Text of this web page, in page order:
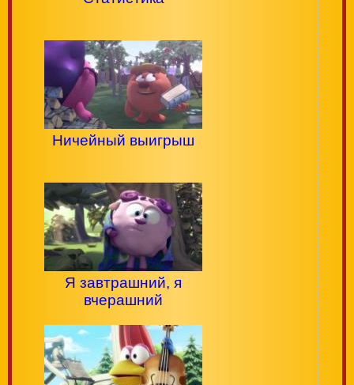
Ничейный выигрыш
Я завтрашний, я
вчерашний